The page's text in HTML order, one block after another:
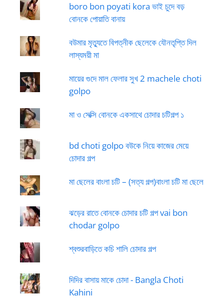
boro bon poyati kora ভাই চুদে বড়
বোনকে পোয়াতি বানায়
বউমার মৃত্যুতে বিপত্নীক ছেলেকে যৌনতৃপ্তি দিল
লাস্যময়ী মা
মায়ের গুদে মাল ফেলার সুখ 2 machele choti
golpo
মা ও সেক্সি বোনকে একসাথে চোদার চটিগল্প ১
bd choti golpo বউকে নিয়ে কাজের মেয়ে
চোদার গল্প
মা ছেলের বাংলা চটি – (সত্য গল্প)বাংলা চটি মা ছেলে
ঝড়ের রাতে বোনকে চোদার চটি গল্প vai bon
chodar golpo
শ্বশুরবাড়িতে কচি শালি চোদার গল্প
দিদির বাসায় মাকে চোদা - Bangla Choti
Kahini